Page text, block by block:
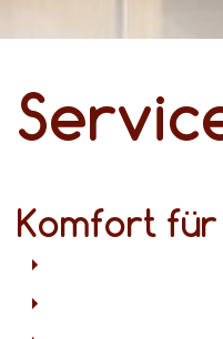
Komfort